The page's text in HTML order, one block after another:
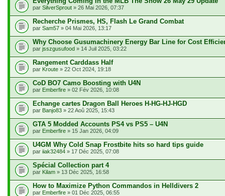
par SilverSprout » 26 Mai 2026, 07:37
Recherche Prismes, HS, Flash Le Grand Combat
par Sam57 » 04 Mai 2026, 13:17
Why Choose Gusumachinery Energy Bar Line for Cost
par jsszgusufood » 14 Juil 2025, 03:22
Rangement Carddass Half
par Kroute » 22 Oct 2024, 19:18
CoD BO7 Camo Boosting with U4N
par Emberfire » 02 Fév 2026, 10:08
Echange cartes Dragon Ball Heroes H-HG-HJ-HGD
par Banjo83 » 22 Aoû 2025, 15:43
GTA 5 Modded Accounts PS4 vs PS5 – U4N
par Emberfire » 15 Jan 2026, 04:09
U4GM Why Cold Snap Frostbite hits so hard tips guide
par iiak32484 » 17 Déc 2025, 07:08
Spécial Collection part 4
par Kilam » 13 Déc 2025, 16:58
How to Maximize Python Commandos in Helldivers 2
par Emberfire » 01 Déc 2025, 06:55